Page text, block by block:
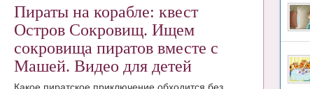
Пираты на корабле: квест
Остров Сокровищ. Ищем
сокровища пиратов вместе с
Машей. Видео для детей